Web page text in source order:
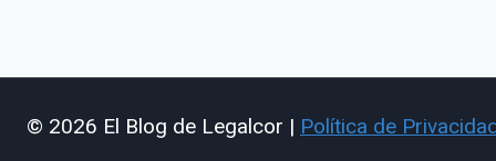
© 2026 El Blog de Legalcor | Política de